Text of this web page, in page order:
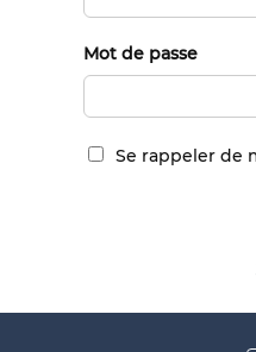
Mot de passe
Se rappeler de